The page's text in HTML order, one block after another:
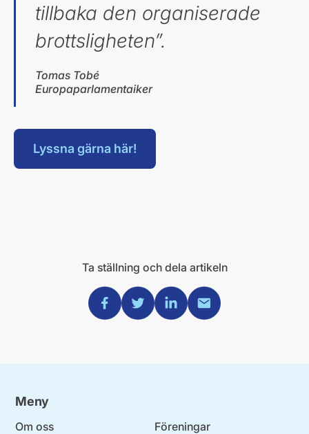
tillbaka den organiserade
brottsligheten”.
Tomas Tobé
Europaparlamentaiker
Lyssna gärna här!
Ta ställning och dela artikeln
Dela via Facebook
Dela via Twitter
Dela via Linkedin
Dela via Mail
Meny
Om oss
Föreningar